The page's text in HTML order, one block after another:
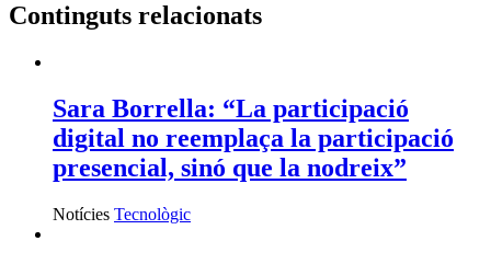
Continguts relacionats
Sara Borrella: “La participació
digital no reemplaça la participació
presencial, sinó que la nodreix”
Notícies Tecnològic